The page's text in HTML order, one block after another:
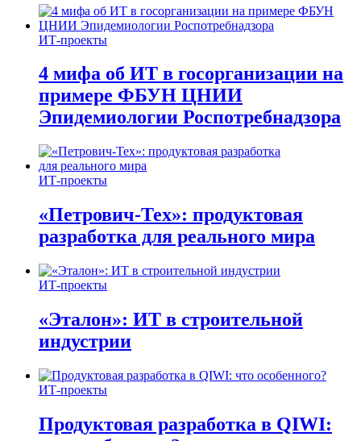
ИТ-проекты
4 мифа об ИТ в госорганизации на
примере ФБУН ЦНИИ
Эпидемиологии Роспотребнадзора
ИТ-проекты
«Петрович-Тех»: продуктовая
разработка для реального мира
ИТ-проекты
«Эталон»: ИТ в строительной
индустрии
ИТ-проекты
Продуктовая разработка в QIWI: